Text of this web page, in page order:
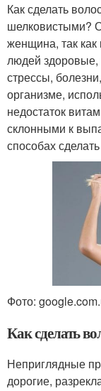
Как сделать
шелковистыми?
женщина, так
людей
стрессы,
организме,
недостаток
склонными к
способах
Фото:
Как сделать
Неприглядные
дорогие,